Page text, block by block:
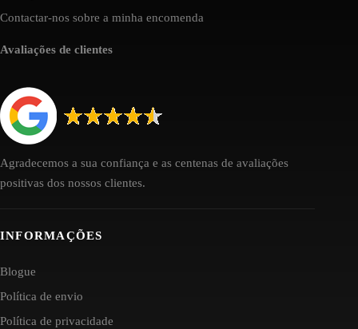
Contactar-nos sobre a minha encomenda
Avaliações de clientes
Agradecemos a sua confiança e as centenas de avaliações
positivas dos nossos clientes.
INFORMAÇÕES
Blogue
Política de envio
Política de privacidade